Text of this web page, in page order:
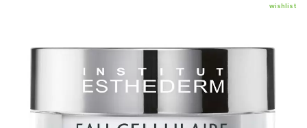
wishlist